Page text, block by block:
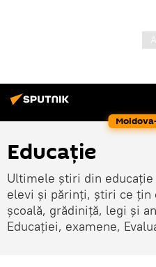
Educație
Ultimele știri din
elevi și părinți, știri ce țin
școală, grădiniță, legi și
Educației, examene,